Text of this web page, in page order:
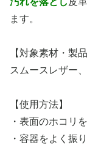
ます。
【対象素材・製品
スムースレザー
【使用方法】
・表面のホコリ
・容器をよく振